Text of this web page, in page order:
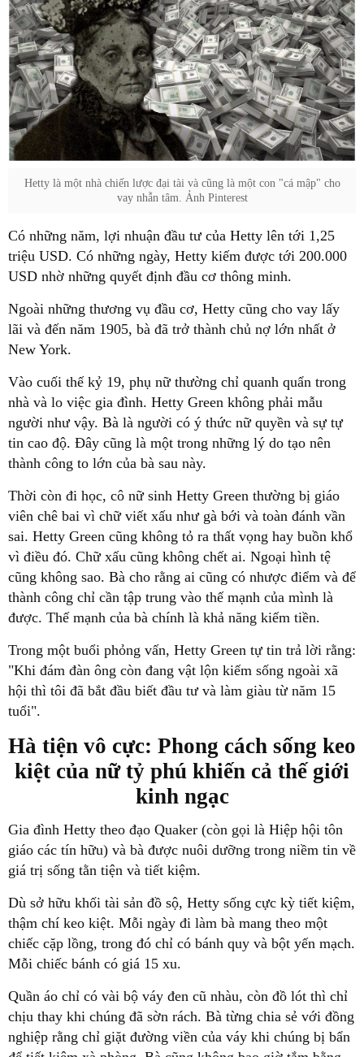
Hetty là một nhà chiến lược đại tài và cũng là một con "cá mập" cho
vay nhẫn tâm. Ảnh Pinterest
Có những năm, lợi nhuận đầu tư của Hetty lên tới 1,25
triệu USD. Có những ngày, Hetty kiếm được tới 200.000
USD nhờ những quyết định đầu cơ thông minh.
Ngoài những thương vụ đầu cơ, Hetty cũng cho vay lấy
lãi và đến năm 1905, bà đã trở thành chủ nợ lớn nhất ở
New York.
Vào cuối thế kỷ 19, phụ nữ thường chỉ quanh quẩn trong
nhà và lo việc gia đình. Hetty Green không phải mẫu
người như vậy. Bà là người có ý thức nữ quyền và sự tự
tin cao độ. Đây cũng là một trong những lý do tạo nên
thành công to lớn của bà sau này.
Thời còn đi học, cô nữ sinh Hetty Green thường bị giáo
viên chê bai vì chữ viết xấu như gà bới và toàn đánh vần
sai. Hetty Green cũng không tỏ ra thất vọng hay buồn khổ
vì điều đó. Chữ xấu cũng không chết ai. Ngoại hình tệ
cũng không sao. Bà cho rằng ai cũng có nhược điểm và để
thành công chỉ cần tập trung vào thế mạnh của mình là
được. Thế mạnh của bà chính là khả năng kiếm tiền.
Trong một buổi phỏng vấn, Hetty Green tự tin trả lời rằng:
"Khi đám đàn ông còn đang vật lộn kiếm sống ngoài xã
hội thì tôi đã bắt đầu biết đầu tư và làm giàu từ năm 15
tuổi".
Hà tiện vô cực: Phong cách sống keo
kiệt của nữ tỷ phú khiến cả thế giới
kinh ngạc
Gia đình Hetty theo đạo Quaker (còn gọi là Hiệp hội tôn
giáo các tín hữu) và bà được nuôi dưỡng trong niềm tin về
giá trị sống tằn tiện và tiết kiệm.
Dù sở hữu khối tài sản đồ sộ, Hetty sống cực kỳ tiết kiệm,
thậm chí keo kiệt. Mỗi ngày đi làm bà mang theo một
chiếc cặp lồng, trong đó chỉ có bánh quy và bột yến mạch.
Mỗi chiếc bánh có giá 15 xu.
Quần áo chỉ có vài bộ váy đen cũ nhàu, còn đồ lót thì chỉ
chịu thay khi chúng đã sờn rách. Bà từng chia sẻ với đồng
nghiệp rằng chỉ giặt đường viền của váy khi chúng bị bẩn